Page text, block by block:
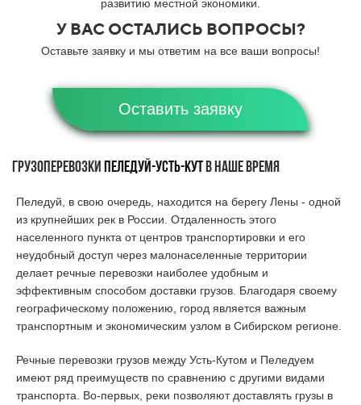
развитию местной экономики.
У ВАС ОСТАЛИСЬ ВОПРОСЫ?
Оставьте заявку и мы ответим на все ваши вопросы!
Оставить заявку
Грузоперевозки Пеледуй-Усть-Кут в наше время
Пеледуй, в свою очередь, находится на берегу Лены - одной
из крупнейших рек в России. Отдаленность этого
населенного пункта от центров транспортировки и его
неудобный доступ через малонаселенные территории
делает речные перевозки наиболее удобным и
эффективным способом доставки грузов. Благодаря своему
географическому положению, город является важным
транспортным и экономическим узлом в Сибирском регионе.
Речные перевозки грузов между Усть-Кутом и Пеледуем
имеют ряд преимуществ по сравнению с другими видами
транспорта. Во-первых, реки позволяют доставлять грузы в